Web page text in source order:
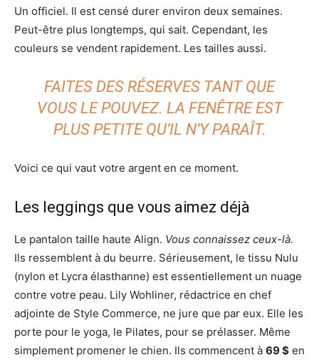
Un officiel. Il est censé durer environ deux semaines.
Peut-être plus longtemps, qui sait. Cependant, les
couleurs se vendent rapidement. Les tailles aussi.
FAITES DES RÉSERVES TANT QUE
VOUS LE POUVEZ. LA FENÊTRE EST
PLUS PETITE QU’IL N’Y PARAÎT.
Voici ce qui vaut votre argent en ce moment.
Les leggings que vous aimez déjà
Le pantalon taille haute Align. Vous connaissez ceux-là.
Ils ressemblent à du beurre. Sérieusement, le tissu Nulu
(nylon et Lycra élasthanne) est essentiellement un nuage
contre votre peau. Lily Wohliner, rédactrice en chef
adjointe de Style Commerce, ne jure que par eux. Elle les
porte pour le yoga, le Pilates, pour se prélasser. Même
simplement promener le chien. Ils commencent à 69 $ en